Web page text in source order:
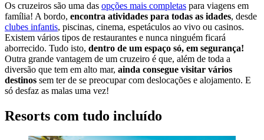
Os cruzeiros são uma das opções mais completas para viagens em
família! A bordo, encontra atividades para todas as idades, desde
clubes infantis, piscinas, cinema, espetáculos ao vivo ou casinos.
Existem vários tipos de restaurantes e nunca ninguém ficará
aborrecido. Tudo isto, dentro de um espaço só, em segurança!
Outra grande vantagem de um cruzeiro é que, além de toda a
diversão que tem em alto mar, ainda consegue visitar vários
destinos sem ter de se preocupar com deslocações e alojamento. E
só desfaz as malas uma vez!
Resorts com tudo incluído